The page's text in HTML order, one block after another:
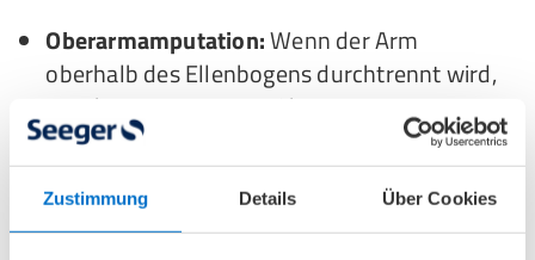
Zustimmung Details Über Cookies
Oberarmamputation:Wenn der Arm
oberhalb des Ellenbogens durchtrennt wird,
spricht man von einer Oberarmamputation.
Die Trennung verläuft oft durch den
Humerus (Oberarmknochen), wobei Muskeln,
Nerven und Blutgefäße entsprechend
versorgt werden.